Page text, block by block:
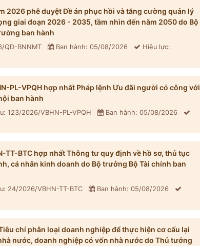
2026 phê duyệt Đề án phục hồi và tăng cường quản lý
giai đoạn 2026 - 2035, tầm nhìn đến năm 2050 do Bộ
ban hành
QĐ-BNNMT Ban hành: 05/08/2026 Hiệu lực:
PL-VPQH hợp nhất Pháp lệnh Ưu đãi người có công với
ban hành
123/2026/VBHN-PL-VPQH
Ban hành: 05/08/2026
TT-BTC hợp nhất Thông tư quy định về hồ sơ, thủ tục
cá nhân kinh doanh do Bộ trưởng Bộ Tài chính ban
24/2026/VBHN-TT-BTC
Ban hành: 05/08/2026
chí phân loại doanh nghiệp để thực hiện cơ cấu lại
nước, doanh nghiệp có vốn nhà nước do Thủ tướng